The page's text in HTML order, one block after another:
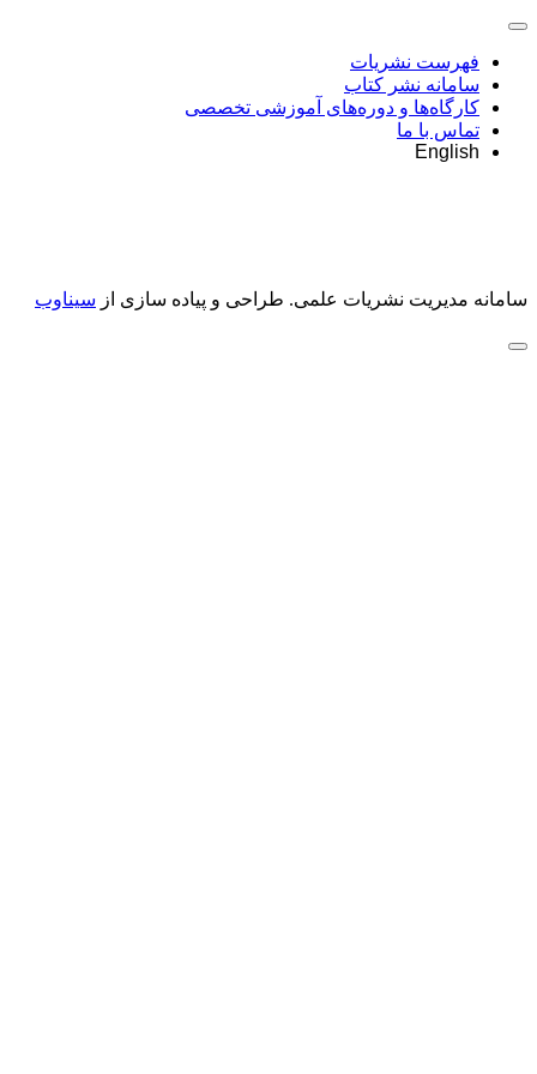
فهرست نشریات
سامانه نشر کتاب
کارگاه‌ها و دوره‌های آموزشی تخصصی
تماس با ما
English
سامانه مدیریت نشریات علمی. طراحی و پیاده سازی از سیناوب